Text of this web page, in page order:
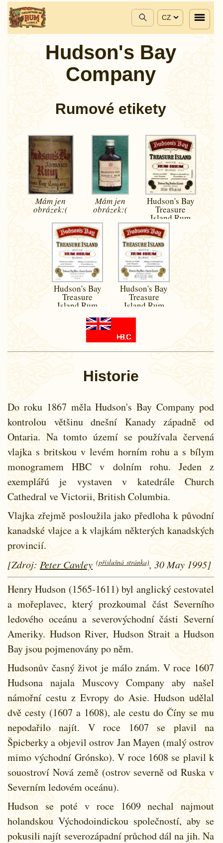
CZ
Hudson's Bay
Company
Rumové etikety
Mám jen
obrázek:(
Mám jen
obrázek:(
Hudson's Bay
Treasure
Island Rum
Hudson's Bay
Treasure
Island Rum
Hudson's Bay
Treasure
Island Rum
Historie
Do roku 1867 měla Hudson's Bay Company pod
kontrolou většinu dnešní Kanady západně od
Ontaria. Na tomto území se používala červená
vlajka s britskou v levém horním rohu a s bílym
monogramem HBC v dolním rohu. Jeden z
exemplářú je vystaven v katedrále Church
Cathedral ve Victorii, British Columbia.
Vlajka zřejmě posloužila jako předloha k původní
kanadské vlajce a k vlajkám některých kanadských
provincií.
[Zdroj: Peter Cawley (příslušná stránka), 30 May 1995]
Henry Hudson (1565-1611) byl anglický cestovatel
a mořeplavec, který prozkoumal část Severního
ledového oceánu a severovýchodní části Severní
Ameriky. Hudson River, Hudson Strait a Hudson
Bay jsou pojmenovány po něm.
Hudsonův časný život je málo znám. V roce 1607
Hudsona najala Muscovy Company aby našel
námořní cestu z Evropy do Asie. Hudson udělal
dvě cesty (1607 a 1608), ale cestu do Číny se mu
nepodařilo najít. V roce 1607 se plavil na
Špicberky a objevil ostrov Jan Mayen (malý ostrov
mimo východní Grónsko). V roce 1608 se plavil k
souostroví Nová země (ostrov severně od Ruska v
Severním ledovém oceánu).
Hudson se poté v roce 1609 nechal najmout
holandskou Východoindickou společností, aby se
pokusili najít severozápadní průchod dál na jih. Na